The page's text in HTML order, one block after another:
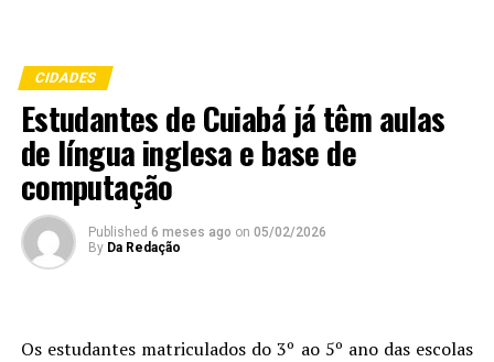
CIDADES
Estudantes de Cuiabá já têm aulas
de língua inglesa e base de
computação
Published 6 meses ago on 05/02/2026
By Da Redação
Os estudantes matriculados do 3º ao 5º ano das escolas